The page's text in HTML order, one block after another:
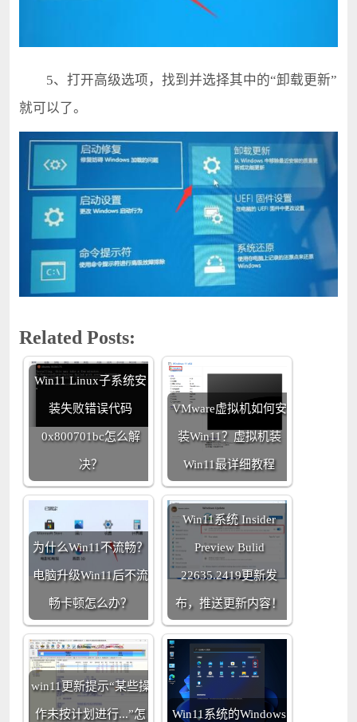
5、打开高级选项，找到并选择其中的“卸载更新”
就可以了。
Related Posts:
Win11 Linux子系统安
装失败错误代码
0x800701bc怎么解
决？
VMware虚拟机如何安
装Win11？虚拟机装
Win11最详细教程
为什么Win11不流畅？
电脑升级Win11后不流
畅卡顿怎么办？
Win11系统 Insider
Preview Bulid
22635.2419更新发
布，推送更新内容！
win11更新提示“某些操
作未按计划进行...”怎 Win11系统的Windows